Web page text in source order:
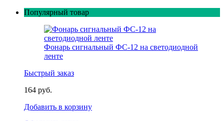
Популярный товар
Фонарь сигнальный ФС-12 на светодиодной
ленте
Быстрый заказ
164 руб.
Добавить в корзину